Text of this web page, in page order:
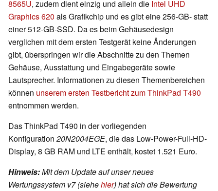
8565U, zudem dient einzig und allein die Intel UHD
Graphics 620 als Grafikchip und es gibt eine 256-GB- statt
einer 512-GB-SSD. Da es beim Gehäusedesign
verglichen mit dem ersten Testgerät keine Änderungen
gibt, überspringen wir die Abschnitte zu den Themen
Gehäuse, Ausstattung und Eingabegeräte sowie
Lautsprecher. Informationen zu diesen Themenbereichen
können unserem ersten Testbericht zum ThinkPad T490
entnommen werden.
Das ThinkPad T490 in der vorliegenden
Konfiguration 20N2004EGE, die das Low-Power-Full-HD-
Display, 8 GB RAM und LTE enthält, kostet 1.521 Euro.
Hinweis:Mit dem Update auf unser neues
Wertungssystem v7 (siehehier) hat sich die Bewertung